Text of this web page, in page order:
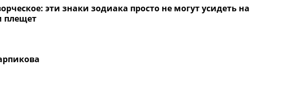
эти знаки зодиака просто не могут усидеть на
плещет